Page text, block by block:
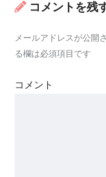
コメントを残
メールアドレスが公開
る欄は必須項目です
コメント